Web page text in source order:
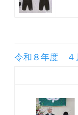
令和８年度 ４